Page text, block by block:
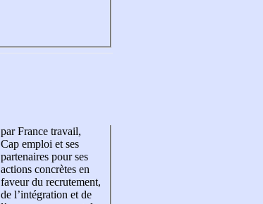
par France travail,
Cap emploi et ses
partenaires pour ses
actions concrètes en
faveur du recrutement,
de l’intégration et de